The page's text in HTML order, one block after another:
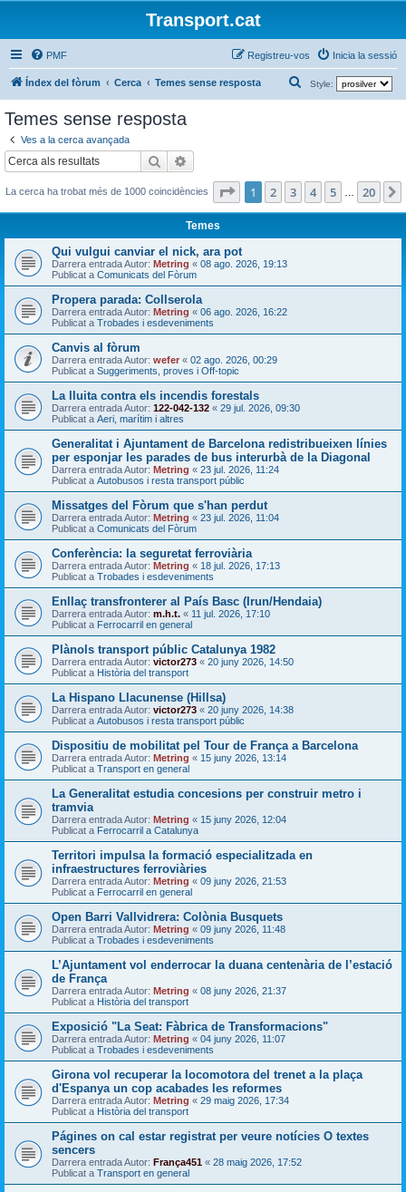
Transport.cat
PMF Inicia la sessió
Registreu-vos
Índex del fòrum Cerca Temes sense resposta Style:
e
Temes sense resposta
Ves a la cerca avançada
Cerca
La cerca ha trobat més de 1000 coincidències Pàgina de 20
1 2 3 4 5 20
Temes
Qui vulgui canviar el nick, ara pot
Darrera entrada Autor: Metring « 08 ago. 2026, 19:13
Publicat a Comunicats del Fòrum
Propera parada: Collserola
Darrera entrada Autor: Metring « 06 ago. 2026, 16:22
Publicat a Trobades i esdeveniments
Canvis al fòrum
Darrera entrada Autor: wefer « 02 ago. 2026, 00:29
Publicat a Suggeriments, proves i Off-topic
La lluita contra els incendis forestals
Darrera entrada Autor: 122-042-132 « 29 jul. 2026, 09:30
Publicat a Aeri, marítim i altres
Generalitat i Ajuntament de Barcelona redistribueixen línies
per esponjar les parades de bus interurbà de la Diagonal
Darrera entrada Autor: Metring « 23 jul. 2026, 11:24
Publicat a Autobusos i resta transport públic
Missatges del Fòrum que s'han perdut
Darrera entrada Autor: Metring « 23 jul. 2026, 11:04
Publicat a Comunicats del Fòrum
Conferència: la seguretat ferroviària
Darrera entrada Autor: Metring « 18 jul. 2026, 17:13
Publicat a Trobades i esdeveniments
Enllaç transfronterer al País Basc (Irun/Hendaia)
Darrera entrada Autor: m.h.t. « 11 jul. 2026, 17:10
Publicat a Ferrocarril en general
Plànols transport públic Catalunya 1982
Darrera entrada Autor: victor273 « 20 juny 2026, 14:50
Publicat a Història del transport
La Hispano Llacunense (Hillsa)
Darrera entrada Autor: victor273 « 20 juny 2026, 14:38
Publicat a Autobusos i resta transport públic
Dispositiu de mobilitat pel Tour de França a Barcelona
Darrera entrada Autor: Metring « 15 juny 2026, 13:14
Publicat a Transport en general
La Generalitat estudia concesions per construir metro i
tramvia
Darrera entrada Autor: Metring « 15 juny 2026, 12:04
Publicat a Ferrocarril a Catalunya
Territori impulsa la formació especialitzada en
infraestructures ferroviàries
Darrera entrada Autor: Metring « 09 juny 2026, 21:53
Publicat a Ferrocarril en general
Open Barri Vallvidrera: Colònia Busquets
Darrera entrada Autor: Metring « 09 juny 2026, 11:48
Publicat a Trobades i esdeveniments
L’Ajuntament vol enderrocar la duana centenària de l’estació
de França
Darrera entrada Autor: Metring « 08 juny 2026, 21:37
Publicat a Història del transport
Exposició "La Seat: Fàbrica de Transformacions"
Darrera entrada Autor: Metring « 04 juny 2026, 11:07
Publicat a Trobades i esdeveniments
Girona vol recuperar la locomotora del trenet a la plaça
d'Espanya un cop acabades les reformes
Darrera entrada Autor: Metring « 29 maig 2026, 17:34
Publicat a Història del transport
Págines on cal estar registrat per veure notícies O textes
sencers
Darrera entrada Autor: França451 « 28 maig 2026, 17:52
Publicat a Transport en general